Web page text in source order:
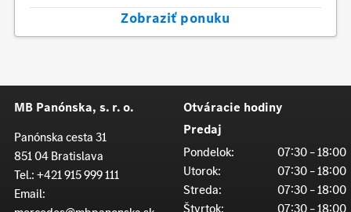
Zobraziť ponuku
MB Panónska, s. r. o.
Panónska cesta 31
851 04 Bratislava
Tel.:+421 915 999 111
Email:
Otváracie hodiny
Predaj
Pondelok:
07:30 – 18:00
Utorok:
07:30 – 18:00
Streda:
07:30 – 18:00
Štvrtok:
07:30 – 18:00